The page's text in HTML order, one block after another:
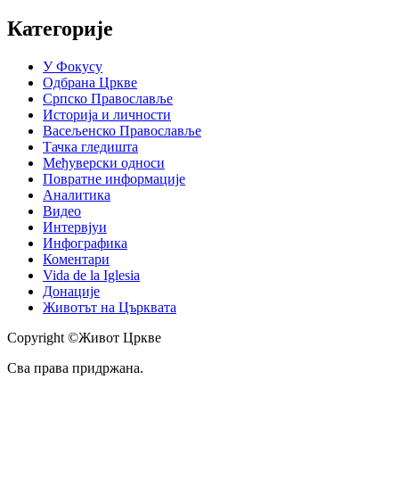
Категорије
У Фокусу
Одбрана Цркве
Српско Православље
Историја и личности
Васељенско Православље
Тачка гледишта
Међуверски односи
Повратне информације
Аналитика
Видео
Интервјуи
Инфографика
Коментари
Vida de la Iglesia
Донације
Животът на Църквата
Copyright ©Живот Цркве
Сва права придржана.